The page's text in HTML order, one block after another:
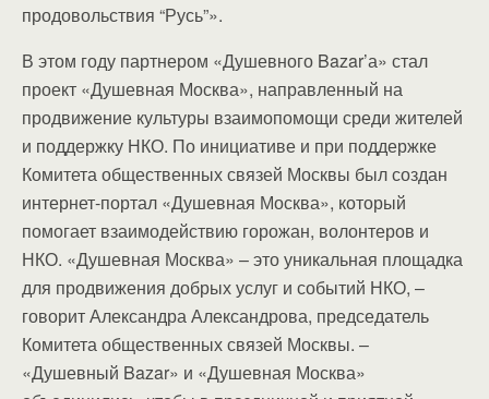
продовольствия “Русь”».
В этом году партнером «Душевного Bazar’а» стал
проект «Душевная Москва», направленный на
продвижение культуры взаимопомощи среди жителей
и поддержку НКО. По инициативе и при поддержке
Комитета общественных связей Москвы был создан
интернет-портал «Душевная Москва», который
помогает взаимодействию горожан, волонтеров и
НКО. «Душевная Москва» – это уникальная площадка
для продвижения добрых услуг и событий НКО, –
говорит Александра Александрова, председатель
Комитета общественных связей Москвы. –
«Душевный Bazar» и «Душевная Москва»